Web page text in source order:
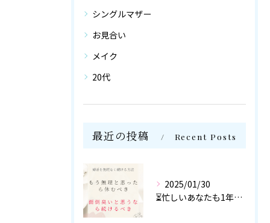
シングルマザー
お見合い
メイク
20代
最近の投稿 Recent Posts
2025/01/30
⏳忙しいあなたも1年以内に結婚を目指せる！